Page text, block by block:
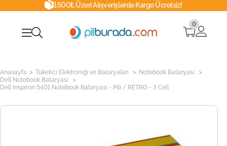
1500₺ Üzeri Alışverişlerde Kargo Ücretsiz!
0
Anasayfa > Tüketici Elektroniği ve Bataryaları > Notebook Bataryası >
Dell Notebook Bataryası >
Dell Inspiron 5401 Notebook Bataryası - Pili / RETRO - 3 Cell